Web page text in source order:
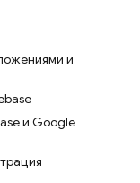
и
и Google